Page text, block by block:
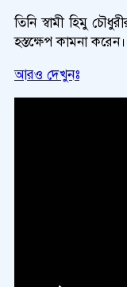
তিনি স্বামী হিমু
হস্তক্ষেপ কামনা করেন।
আরও দেখুনঃ